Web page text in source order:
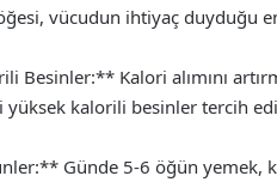
vücudun ihtiyaç duyduğu
Besinler:** Kalori alımını
yüksek kalorili besinler tercih
Günde 5-6 öğün yemek,